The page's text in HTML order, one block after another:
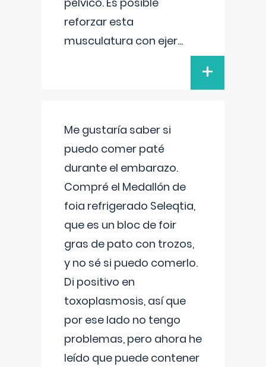
reforzar esta
musculatura con ejer...
+
Me gustaría saber si
puedo comer paté
durante el embarazo.
Compré el Medallón de
foia refrigerado Seleqtia,
que es un bloc de foir
gras de pato con trozos,
y no sé si puedo comerlo.
Di positivo en
toxoplasmosis, así que
por ese lado no tengo
problemas, pero ahora he
leído que puede contener